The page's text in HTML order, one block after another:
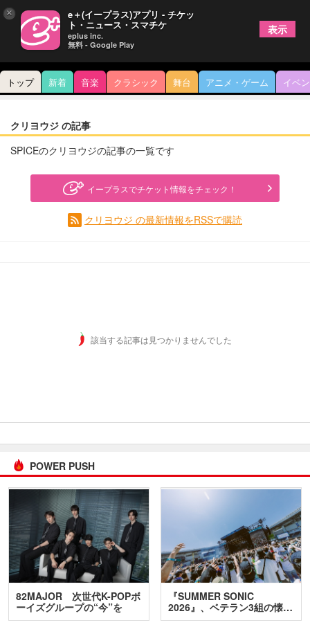
トップ 新着 音楽 クラシック 舞台 アニメ・ゲーム イベ
クリヨウジ の記事
SPICEのクリヨウジの記事の一覧です
イープラスでチケット情報をチェック！
クリヨウジ の最新情報をRSSで購読
該当する記事は見つかりませんでした
POWER PUSH
82MAJOR 次世代K-POPボ
ーイズグループの“今”を
訊…
『SUMMER SONIC
2026』、ベテラン3組の懐…
× e＋(イープラス)アプリ - チケッ
ト・ニュース・スマチケ
eplus inc.
無料 - Google Play
表示